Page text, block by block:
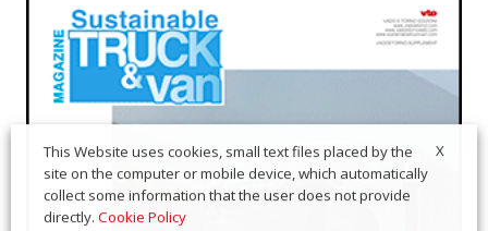
X
This Website uses cookies, small text files placed by the
site on the computer or mobile device, which automatically
collect some information that the user does not provide
directly. Cookie Policy